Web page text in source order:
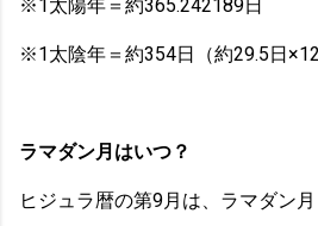
※1太陽年＝約365.242189日
※1太陰年＝約354日（約29.5日×12
ラマダン月はいつ？
ヒジュラ暦の第9月は、ラマダン月